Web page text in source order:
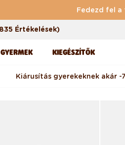
Fedezd fel a
(43.835 Értékelések)
GYERMEK KIEGÉSZÍTŐK
Kiárusítás gyerekeknek akár -